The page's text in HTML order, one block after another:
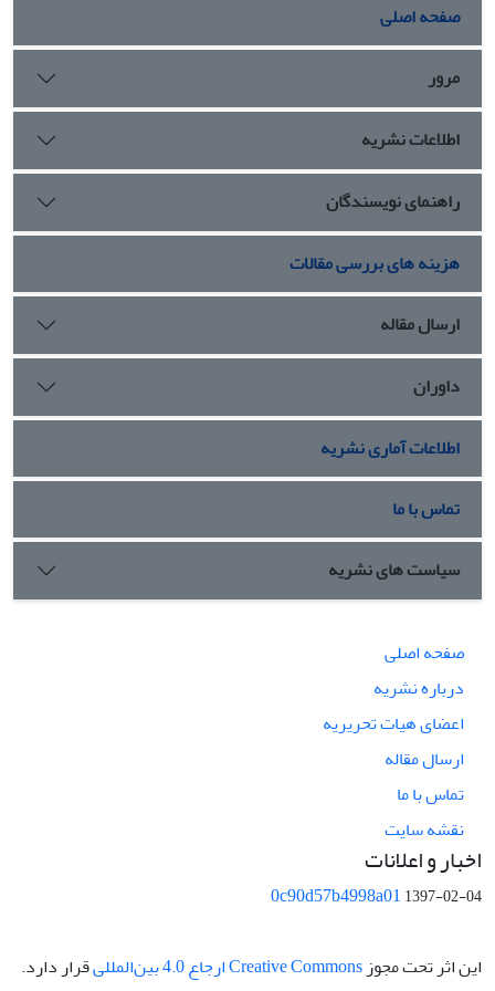
اورمزد به فریدون و نافرمانی کردن فریدون از اورمزد» که در
ورشت‌مانسرنسک ذکر شده است، اسطوره‌ای است که توسط
صفحه اصلی
مرور
اطلاعات نشریه
راهنمای نویسندگان
هزینه های بررسی مقالات
ارسال مقاله
داوران
اطلاعات آماری نشریه
تماس با ما
سیاست های نشریه
صفحه اصلی
درباره نشریه
اعضای هیات تحریریه
ارسال مقاله
تماس با ما
نقشه سایت
اخبار و اعلانات
0c90d57b4998a011397-02-04
این اثر تحت مجوز Creative Commons ارجاع 4.0 بین‌المللی قرار دارد.